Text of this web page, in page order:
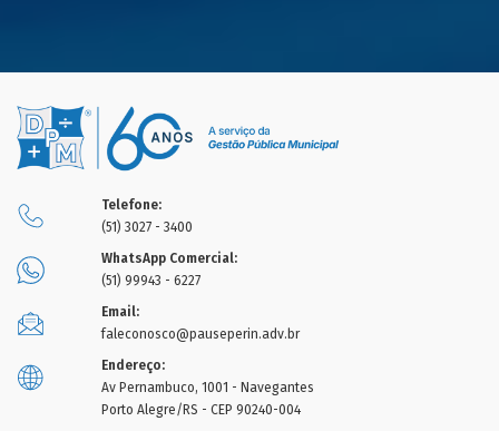
Telefone:
(51) 3027 - 3400
WhatsApp Comercial:
(51) 99943 - 6227
Email:
faleconosco@pauseperin.adv.br
Endereço:
Av Pernambuco, 1001 - Navegantes
Porto Alegre/RS - CEP 90240-004